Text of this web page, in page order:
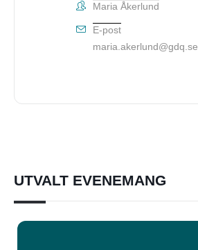
Maria Åkerlund
E-post
maria.akerlund@gdq.se
UTVALT EVENEMANG